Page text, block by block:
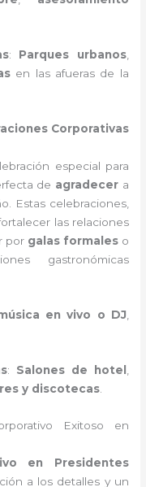
: Parques urbanos,
en las afueras de la
Corporativas
especial para
de agradecer a
Estas celebraciones,
las relaciones
por galas formaleso
gastronómicas
en vivo o DJ
: Salones de hotel
y discotecas
Exitoso en
en Presidentes
a los detalles y un